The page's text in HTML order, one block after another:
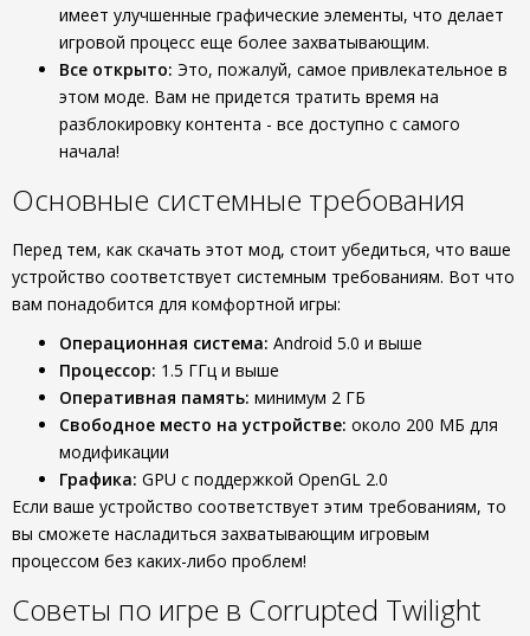
имеет улучшенные графические элементы, что делает
игровой процесс еще более захватывающим.
Все открыто: Это, пожалуй, самое привлекательное в
этом моде. Вам не придется тратить время на
разблокировку контента - все доступно с самого
начала!
Основные системные требования
Перед тем, как скачать этот мод, стоит убедиться, что ваше
устройство соответствует системным требованиям. Вот что
вам понадобится для комфортной игры:
Операционная система: Android 5.0 и выше
Процессор: 1.5 ГГц и выше
Оперативная память: минимум 2 ГБ
Свободное место на устройстве: около 200 МБ для
модификации
Графика: GPU с поддержкой OpenGL 2.0
Если ваше устройство соответствует этим требованиям, то
вы сможете насладиться захватывающим игровым
процессом без каких-либо проблем!
Советы по игре в Corrupted Twilight